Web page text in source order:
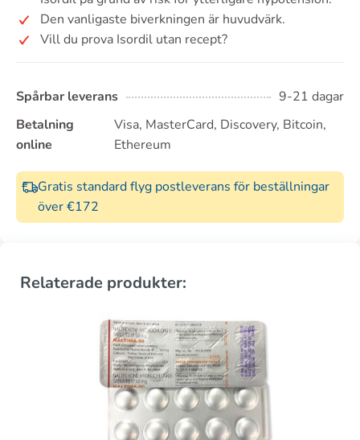
Den vanligaste biverkningen är huvudvärk.
Vill du prova Isordil utan recept?
Spårbar leverans
9-21 dagar
Betalning
online
Visa, MasterCard, Discovery, Bitcoin,
Ethereum
Gratis standard flyg postleverans för beställningar
över €172
Relaterade produkter: